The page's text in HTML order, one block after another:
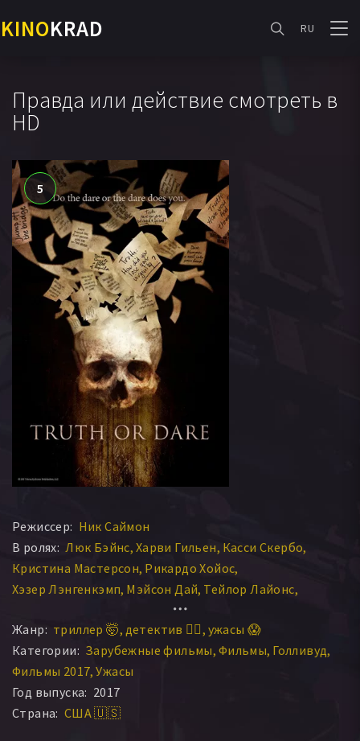
KINOKRAD RU
Правда или действие смотреть в
HD
5
Режиссер: Ник Саймон
В ролях: Люк Бэйнс Харви Гильен Касси Скербо
Кристина Мастерсон Рикардо Хойос
Хэзер Лэнгенкэмп Мэйсон Дай Тейлор Лайонс
Алекссис Лемир
Жанр: триллер 🤯 детектив 🕵️‍♂️ ужасы 😱
Категории: Зарубежные фильмы Фильмы Голливуд
Фильмы 2017 Ужасы
Год выпуска: 2017
Страна: США 🇺🇸